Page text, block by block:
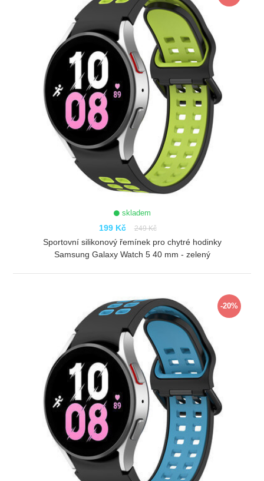
skladem
199 Kč 249 Kč
Sportovní silikonový řemínek pro chytré hodinky
Samsung Galaxy Watch 5 40 mm - zelený
-20%